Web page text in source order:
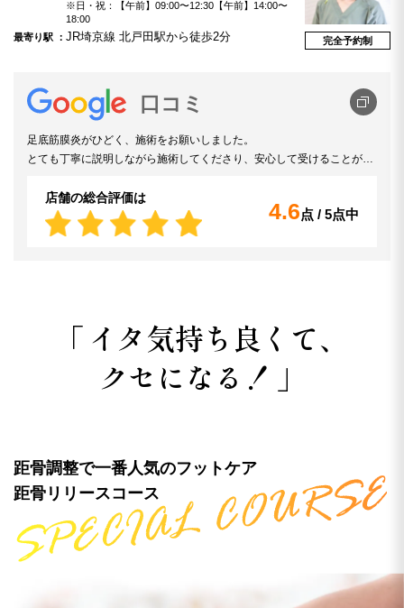
2026.07.21
※日・祝：【午前】09:00〜12:30【午前】14:00〜
18:00
最寄り駅
JR埼京線 北戸田駅から徒歩2分 完全予約制
口コミ
足底筋膜炎がひどく、施術をお願いしました。
とても丁寧に説明しながら施術してくださり、安心して受けることがで
自分では気づいていなかった普段の歩き方や体の使い方の癖についても
教えていただき、とても参考になりました。ありがとうございました。
店舗の総合評価は
4.6点 / 5点中
「 イタ気持ち良くて、
クセになる！ 」
距骨調整で一番人気のフットケア
距骨リリースコース